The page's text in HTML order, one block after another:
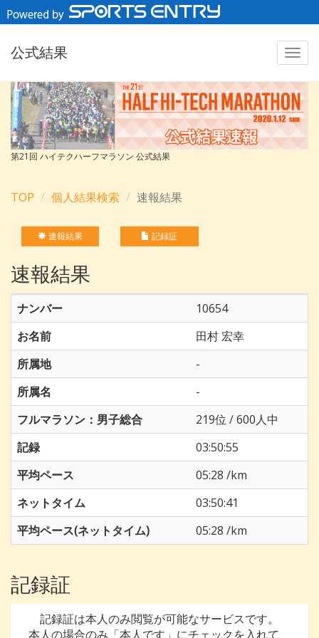
公式結果
第21回 ハイテクハーフマラソン 公式結果
TOP 個人結果検索 速報結果
速報結果 記録証
速報結果
ナンバー
10654
お名前
田村 宏幸
所属地
-
所属名
-
フルマラソン：男子総合
219位 / 600人中
記録
03:50:55
平均ペース
05:28 /km
ネットタイム
03:50:41
平均ペース(ネットタイム)
05:28 /km
記録証
記録証は本人のみ閲覧が可能なサービスです。
本人の場合のみ「本人です」にチェックを入れて、